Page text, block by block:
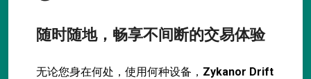
随时随地，畅享不间断的交易体验
无论您身在何处，使用何种设备， Zykanor Drift